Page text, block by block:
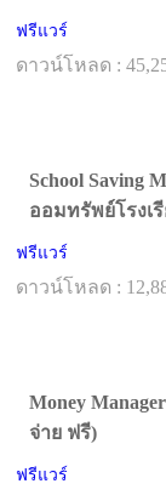
ฟรีแวร์
ดาวน์โหลด :
School Saving
ออมทรัพย์โรงเ
ฟรีแวร์
ดาวน์โหลด :
Money
จ่าย ฟรี)
ฟรีแวร์